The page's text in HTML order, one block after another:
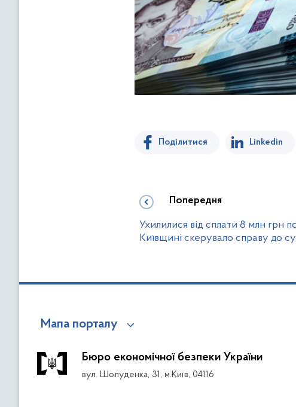
Поділитися Linkedin
Попередня
Ухилилися від сплати 8 млн грн
Київщині скерувало справу до
Мапа порталу
Бюро економічної безпеки України
вул. Шолуденка, 31, м.Київ, 04116